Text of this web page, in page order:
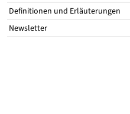
Definitionen und Erläuterungen
Newsletter